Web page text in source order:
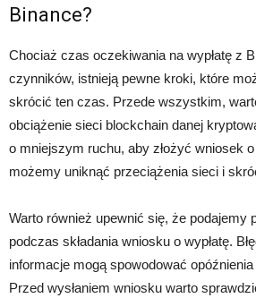
Binance?
Chociaż czas oczekiwania na wypłatę z
czynników, istnieją pewne kroki, które
skrócić ten czas. Przede wszystkim,
obciążenie sieci blockchain danej
o mniejszym ruchu, aby złożyć wniosek
możemy uniknąć przeciążenia sieci i
Warto również upewnić się, że podajemy
podczas składania wniosku o wypłatę.
informacje mogą spowodować
Przed wysłaniem wniosku warto